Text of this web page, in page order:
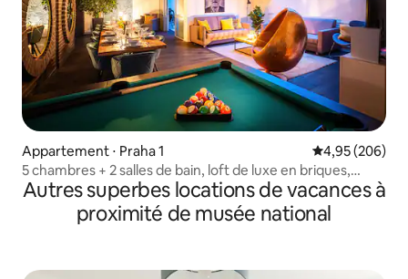
Appartement ⋅ Praha 1 Évaluation
4,95 (206)
5 chambres + 2 salles de bain, loft de luxe en briques,
climatisation
Autres superbes locations de vacances à
proximité de musée national